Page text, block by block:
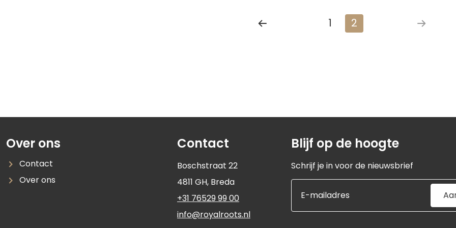
Vorige
1 2
Over ons
Contact
Over ons
Contact
Boschstraat 22
4811 GH, Breda
+31 76529 99 00
info@royalroots.nl
Blijf op de hoogte
Schrijf je in voor de nieuwsbrief